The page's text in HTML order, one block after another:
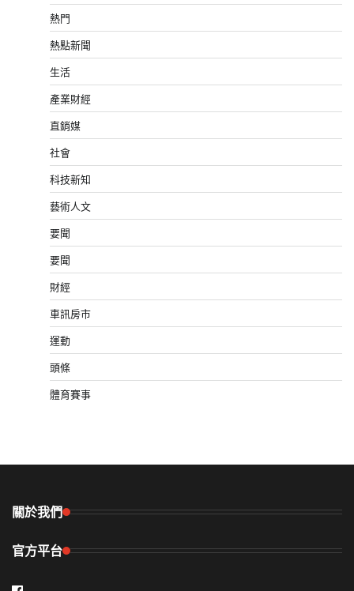
熱門
熱點新聞
生活
產業財經
直銷媒
社會
科技新知
藝術人文
要聞
要聞
財經
車訊房市
運動
頭條
體育賽事
關於我們
官方平台